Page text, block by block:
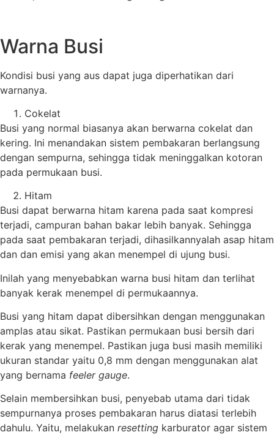
Warna Busi
Kondisi busi yang aus dapat juga diperhatikan dari
warnanya.
Cokelat
Busi yang normal biasanya akan berwarna cokelat dan
kering. Ini menandakan sistem pembakaran berlangsung
dengan sempurna, sehingga tidak meninggalkan kotoran
pada permukaan busi.
Hitam
Busi dapat berwarna hitam karena pada saat kompresi
terjadi, campuran bahan bakar lebih banyak. Sehingga
pada saat pembakaran terjadi, dihasilkannyalah asap hitam
dan dan emisi yang akan menempel di ujung busi.
Inilah yang menyebabkan warna busi hitam dan terlihat
banyak kerak menempel di permukaannya.
Busi yang hitam dapat dibersihkan dengan menggunakan
amplas atau sikat. Pastikan permukaan busi bersih dari
kerak yang menempel. Pastikan juga busi masih memiliki
ukuran standar yaitu 0,8 mm dengan menggunakan alat
yang bernama feeler gauge.
Selain membersihkan busi, penyebab utama dari tidak
sempurnanya proses pembakaran harus diatasi terlebih
dahulu. Yaitu, melakukan resetting karburator agar sistem